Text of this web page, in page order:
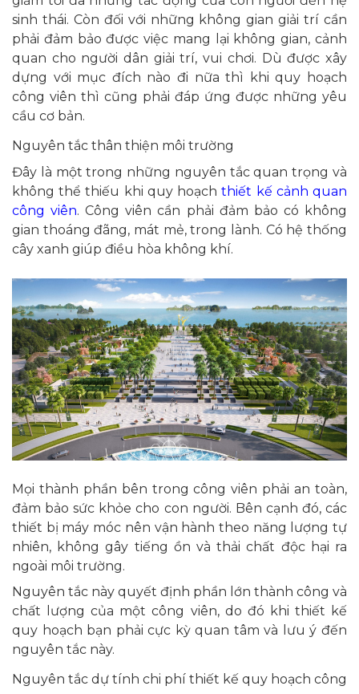
sinh thái. Còn đối với những không gian giải trí cần
phải đảm bảo được việc mang lại không gian, cảnh
quan cho người dân giải trí, vui chơi. Dù được xây
dựng với mục đích nào đi nữa thì khi quy hoạch
công viên thì cũng phải đáp ứng được những yêu
cầu cơ bản.
Nguyên tắc thân thiện môi trường
Đây là một trong những nguyên tắc quan trọng và
không thể thiếu khi quy hoạchthiết kế cảnh quan
công viên. Công viên cần phải đảm bảo có không
gian thoáng đãng, mát mẻ, trong lành. Có hệ thống
cây xanh giúp điều hòa không khí.
Mọi thành phần bên trong công viên phải an toàn,
đảm bảo sức khỏe cho con người. Bên cạnh đó, các
thiết bị máy móc nên vận hành theo năng lượng tự
nhiên, không gây tiếng ồn và thải chất độc hại ra
ngoài môi trường.
Nguyên tắc này quyết định phần lớn thành công và
chất lượng của một công viên, do đó khi thiết kế
quy hoạch bạn phải cực kỳ quan tâm và lưu ý đến
nguyên tắc này.
Nguyên tắc dự tính chi phí thiết kế quy hoạch công